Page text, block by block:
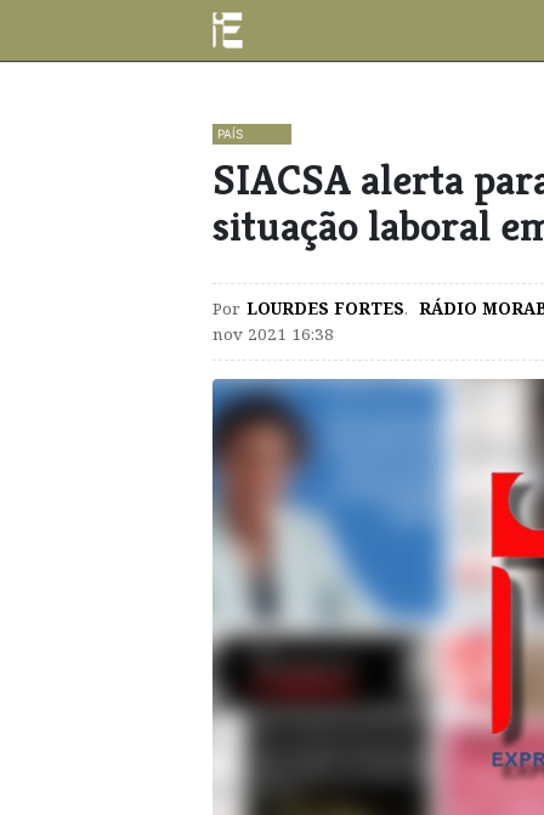
PAÍS
​SIACSA alerta
situação laboral
Por LOURDES FORTES, RÁDIO
nov 2021 16:38